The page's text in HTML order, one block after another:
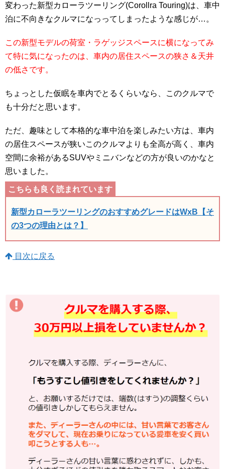
変わった新型カローラツーリング(Corollra Touring)は、車中
泊に不向きなクルマになっってしまったような感じが…。
この新型モデルの荷室・ラゲッジスペースに横になってみ
て特に気になったのは、車内の居住スペースの狭さ＆天井
の低さです。
ちょっとした仮眠を車内でとるくらいなら、このクルマで
も十分だと思います。
ただ、趣味として本格的な車中泊を楽しみたい方は、車内
の居住スペースが狭いこのクルマよりも全高が高く、車内
空間に余裕があるSUVやミニバンなどの方が良いのかなと
思いました。
新型カローラツーリングのおすすめグレードはWxB【そ
の3つの理由とは？】
目次に戻る